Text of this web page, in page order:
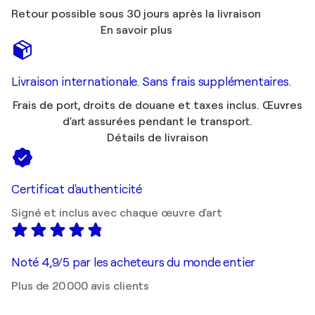
Retour possible sous 30 jours après la livraison
En savoir plus
Livraison internationale. Sans frais supplémentaires.
Frais de port, droits de douane et taxes inclus. Œuvres
d'art assurées pendant le transport.
Détails de livraison
Certificat d'authenticité
Signé et inclus avec chaque œuvre d'art
Noté 4,9/5 par les acheteurs du monde entier
Plus de 20 000 avis clients